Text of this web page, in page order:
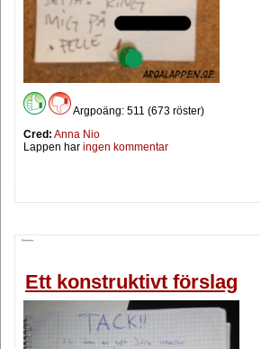
Argpoäng: 511 (673 röster)
Cred: Anna Nio
Lappen har ingen kommentar
Ett konstruktivt förslag